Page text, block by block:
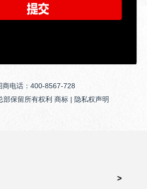
商电话：400-8567-728
部保留所有权利 商标 | 隐私权声明
>